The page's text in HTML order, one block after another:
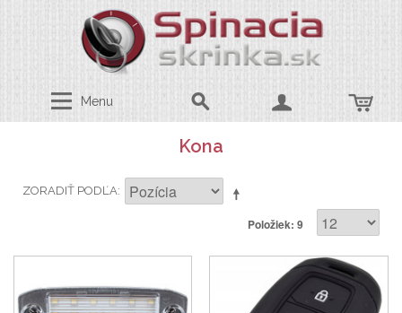
Menu
Kona
ZORADIŤ PODĽA
Položiek: 9